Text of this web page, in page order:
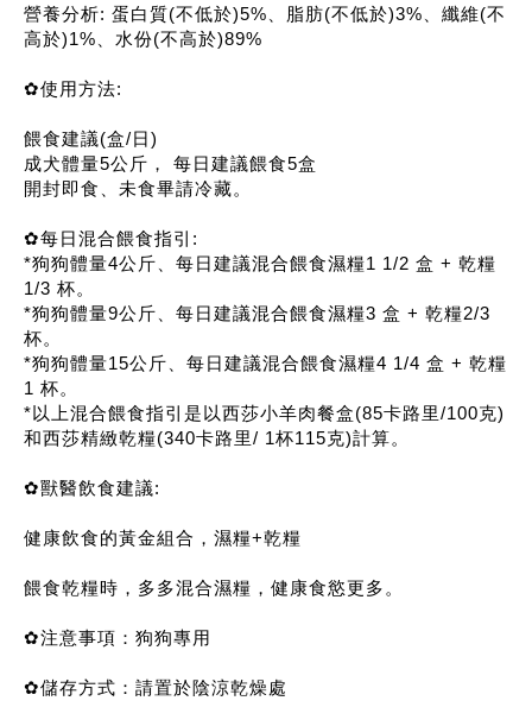
營養分析: 蛋白質(不低於)5%、脂肪(不低於)3%、纖維(不
高於)1%、水份(不高於)89%
✿使用方法:
餵食建議(盒/日)
成犬體量5公斤， 每日建議餵食5盒
開封即食、未食畢請冷藏。
✿每日混合餵食指引:
*狗狗體量4公斤、每日建議混合餵食濕糧1 1/2 盒 + 乾糧
1/3 杯。
*狗狗體量9公斤、每日建議混合餵食濕糧3 盒 + 乾糧2/3
杯。
*狗狗體量15公斤、每日建議混合餵食濕糧4 1/4 盒 + 乾糧
1 杯。
*以上混合餵食指引是以西莎小羊肉餐盒(85卡路里/100克)
和西莎精緻乾糧(340卡路里/ 1杯115克)計算。
✿獸醫飲食建議:
健康飲食的黃金組合，濕糧+乾糧
餵食乾糧時，多多混合濕糧，健康食慾更多。
✿注意事項：狗狗專用
✿儲存方式：請置於陰涼乾燥處